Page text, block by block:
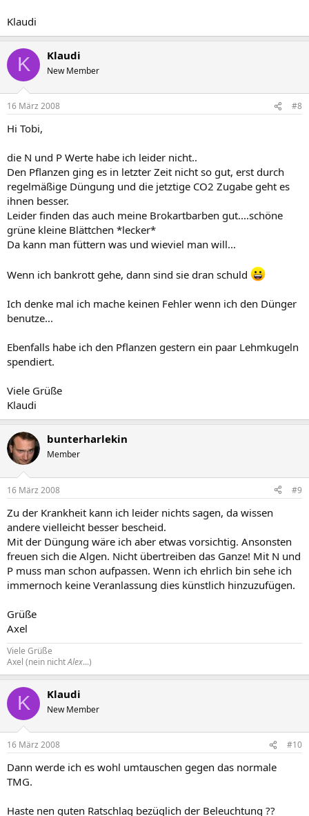
Klaudi
K Klaudi
New Member
16 März 2008 #8
Hi Tobi,
die N und P Werte habe ich leider nicht..
Den Pflanzen ging es in letzter Zeit nicht so gut, erst durch
regelmäßige Düngung und die jetztige CO2 Zugabe geht es
ihnen besser.
Leider finden das auch meine Brokartbarben gut....schöne
grüne kleine Blättchen *lecker*
Da kann man füttern was und wieviel man will...
Wenn ich bankrott gehe, dann sind sie dran schuld
Ich denke mal ich mache keinen Fehler wenn ich den Dünger
benutze...
Ebenfalls habe ich den Pflanzen gestern ein paar Lehmkugeln
spendiert.
Viele Grüße
Klaudi
bunterharlekin
Member
16 März 2008 #9
Zu der Krankheit kann ich leider nichts sagen, da wissen
andere vielleicht besser bescheid.
Mit der Düngung wäre ich aber etwas vorsichtig. Ansonsten
freuen sich die Algen. Nicht übertreiben das Ganze! Mit N und
P muss man schon aufpassen. Wenn ich ehrlich bin sehe ich
immernoch keine Veranlassung dies künstlich hinzuzufügen.
Grüße
Axel
Viele Grüße
Axel (nein nichtAlex...)
K Klaudi
New Member
16 März 2008 #10
Dann werde ich es wohl umtauschen gegen das normale
TMG.
Haste nen guten Ratschlag bezüglich der Beleuchtung ??